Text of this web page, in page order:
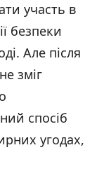
участь в
безпеки
Але після
зміг
спосіб
угодах,